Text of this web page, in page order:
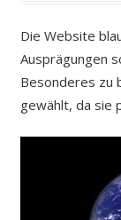
Die Website
Ausprägungen
Besonderes zu
gewählt, da sie